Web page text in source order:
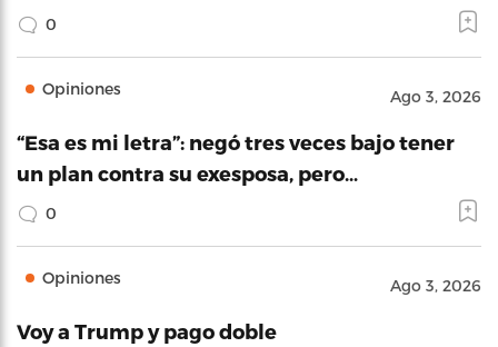
0
Opiniones Ago 3, 2026
“Esa es mi letra”: negó tres veces bajo tener
un plan contra su exesposa, pero…
0
Opiniones Ago 3, 2026
Voy a Trump y pago doble